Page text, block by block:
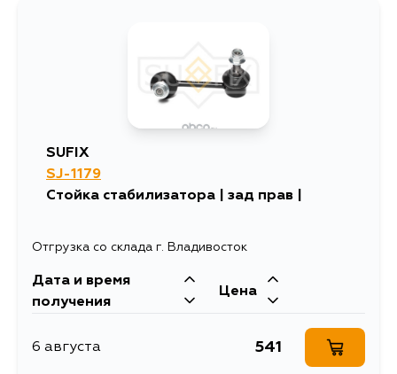
SUFIX
SJ-1179
Стойка стабилизатора | зад прав |
Отгрузка со склада г. Владивосток
Дата и время
получения
Цена
6 августа 541